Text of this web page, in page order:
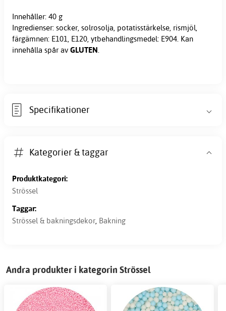
Innehåller: 40 g
Ingredienser: socker, solrosolja, potatisstärkelse, rismjöl,
färgämnen: E101, E120, ytbehandlingsmedel: E904. Kan
innehålla spår av GLUTEN
Specifikationer
Kategorier & taggar
Produktkategori:
Strössel
Taggar:
Strössel & bakningsdekor, Bakning
Andra produkter i kategorin Strössel